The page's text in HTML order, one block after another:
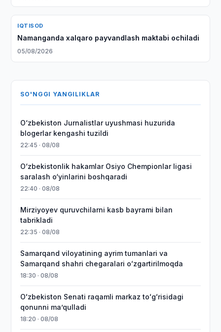
IQTISOD
Namanganda xalqaro payvandlash maktabi ochiladi
05/08/2026
SO'NGGI YANGILIKLAR
O‘zbekiston Jurnalistlar uyushmasi huzurida
blogerlar kengashi tuzildi
22:45 · 08/08
O‘zbekistonlik hakamlar Osiyo Chempionlar ligasi
saralash o‘yinlarini boshqaradi
22:40 · 08/08
Mirziyoyev quruvchilarni kasb bayrami bilan
tabrikladi
22:35 · 08/08
Samarqand viloyatining ayrim tumanlari va
Samarqand shahri chegaralari oʻzgartirilmoqda
18:30 · 08/08
Oʻzbekiston Senati raqamli markaz toʻgʻrisidagi
qonunni maʼqulladi
18:20 · 08/08